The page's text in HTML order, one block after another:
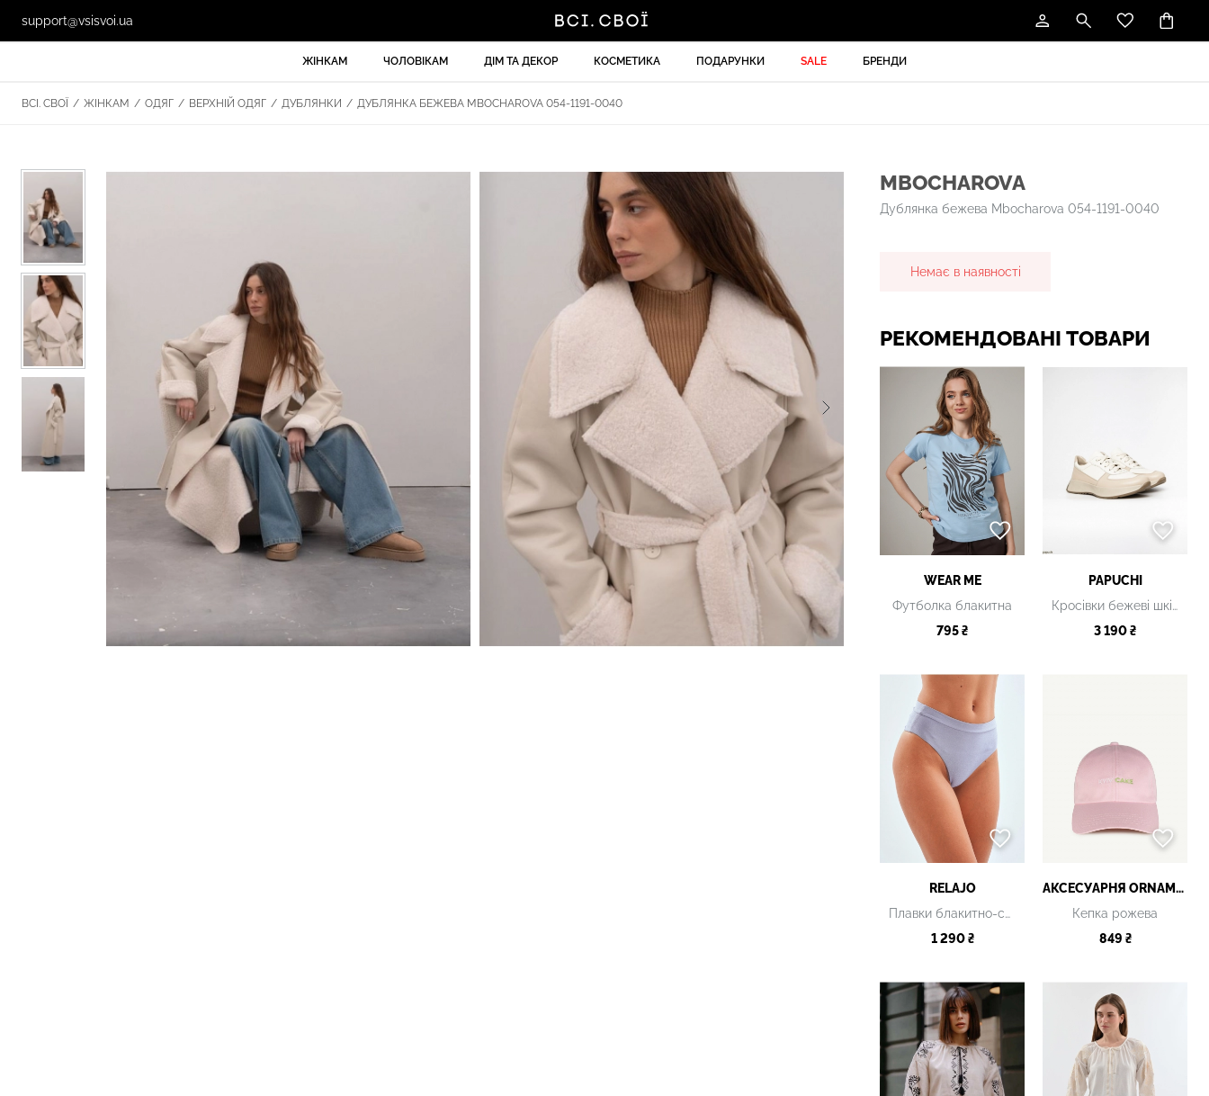
support@vsisvoi.ua
ЖІНКАМ ЧОЛОВІКАМ ДІМ ТА ДЕКОР КОСМЕТИКА ПОДАРУНКИ SALE БРЕНДИ
ВСІ. СВОЇ / ЖІНКАМ / ОДЯГ / ВЕРХНІЙ ОДЯГ / ДУБЛЯНКИ / ДУБЛЯНКА БЕЖЕВА MBOCHAROVA 054-1191-0040
MBOCHAROVA
Дублянка бежева Mbocharova 054-1191-0040
Немає в наявності
РЕКОМЕНДОВАНІ ТОВАРИ
WEAR ME
Футболка блакитна
795 ₴
PAPUCHI
Кросівки бежеві шкіряні
3 190 ₴
RELAJO
Плавки блакитно-сріблясті
1 290 ₴
АКСЕСУАРНЯ ОRNAMENT
Кепка рожева
849 ₴